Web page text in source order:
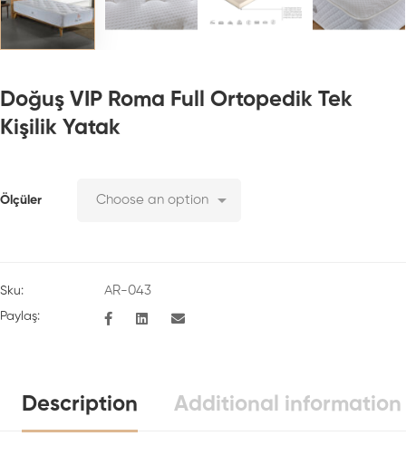
Doğuş VIP Roma Full Ortopedik Tek
Kişilik Yatak
Ölçüler
Sku: AR-043
Paylaş:
Description Additional information